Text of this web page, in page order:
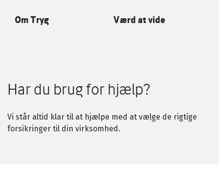
Om Tryg Værd at vide
Har du brug for hjælp?
Vi står altid klar til at hjælpe med at vælge de rigtige
forsikringer til din virksomhed.